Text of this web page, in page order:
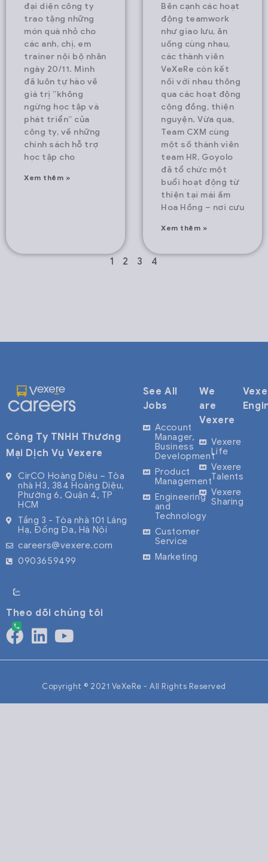
đại diện công ty
trao tặng những
món quà nhỏ cho
các anh, chị, em
trainer nội bộ nhân
ngày 20/11. Mình
đã luôn tự hào về
giá trị ”không
ngừng học tập và
phát triển” của
công ty, về những
chính sách hỗ trợ
học tập cho
Xem thêm »
Bên cạnh các hoạt
động teamwork
như giao lưu, ăn
uống cùng nhau,
các thành viên
VeXeRe còn kết
nối với nhau thông
qua các hoạt động
cộng đồng, thiện
nguyện. Vừa qua,
Team CXM cùng
một số thành viên
team HR, Goyolo
đã tổ chức một
buổi hoạt động từ
thiện tại mái ấm
Hoa Hồng – nơi cưu
Xem thêm »
1 2 3 4
Công Ty TNHH Thương
Mại Dịch Vụ Vexere
CirCO Hoàng Diệu – Tòa
nhà H3, 384 Hoàng Diệu,
Phường 6, Quận 4, TP
HCM
Tầng 3 - Tòa nhà 101 Láng
Hạ, Đống Đa, Hà Nội
careers@vexere.com
0903659499
See All
Jobs
Account
Manager,
Business
Development
Product
Management
Engineering
and
Technology
Customer
Service
Marketing
We
are
Vexere
Vexere
Life
Vexere
Talents
Vexere
Sharing
Theo dõi chúng tôi
Copyright © 2021 VeXeRe - All Rights Reserved